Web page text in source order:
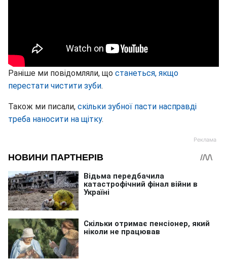
Раніше ми повідомляли, що станеться, якщо
перестати чистити зуби.
Також ми писали, скільки зубної пасти насправді
треба наносити на щітку.